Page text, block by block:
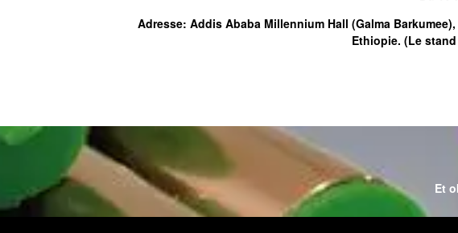
Adresse: Addis Ababa Millennium Hall (Galma
Ethiopie. (Le
Et